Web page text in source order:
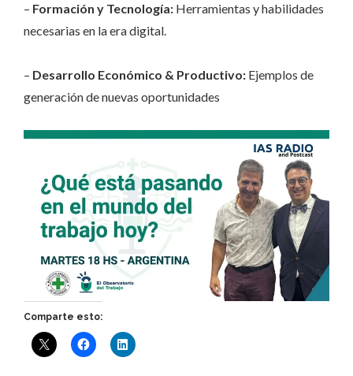
– Formación y Tecnología: Herramientas y habilidades
necesarias en la era digital.
– Desarrollo Económico & Productivo: Ejemplos de
generación de nuevas oportunidades
Comparte esto: